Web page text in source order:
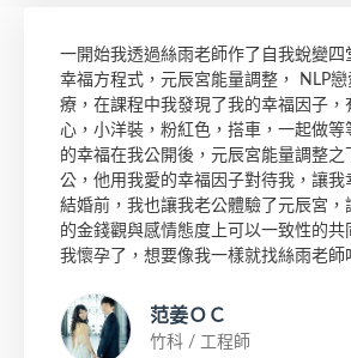
一開始我透過絲雨老師作了自我蛻變四
幸福方程式，元辰宮能量調整， NLP
療，在課程中我發現了我的幸福因子，
心，小洋裝，粉紅色，搭車，一起做等
的幸福在我公開後，元辰宮能量調整
公，他用我愛的幸福因子對待我，讓我
結婚前，我也讓我老公體驗了元辰宮，
的金錢觀與感情態度上可以一致性的共
我懷孕了，想要像我一樣就找絲雨老師
范姜ＯＣ
竹科 / 工程師